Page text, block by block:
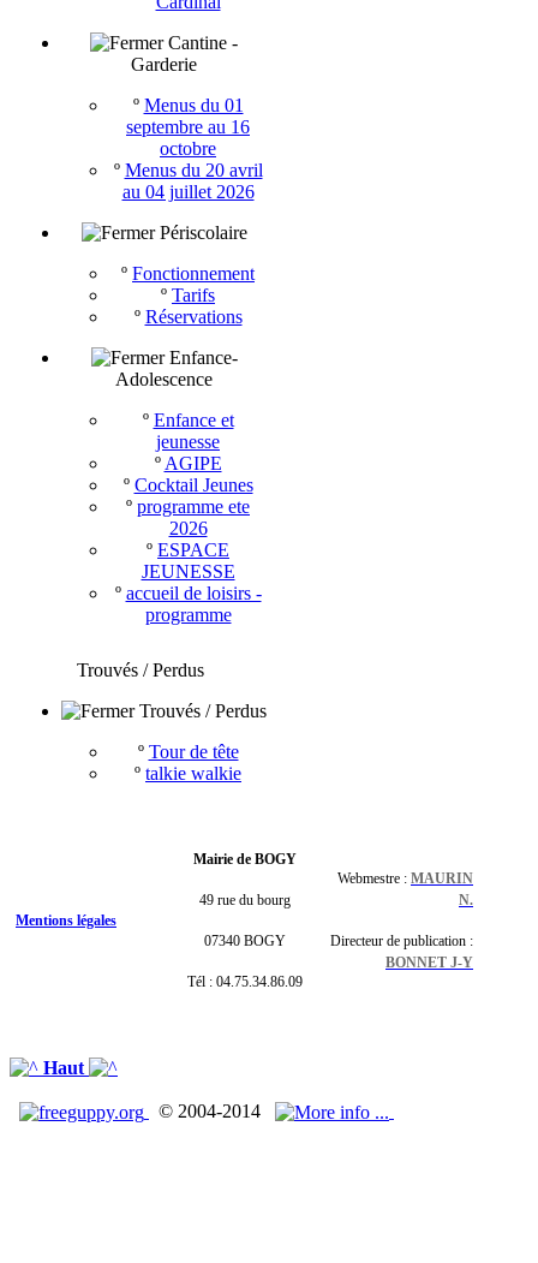
Cantine -
Garderie
º Menus du 01
septembre au 16
octobre
º Menus du 20 avril
au 04 juillet 2026
Périscolaire
º Fonctionnement
º Tarifs
º Réservations
Enfance-
Adolescence
º Enfance et
jeunesse
º AGIPE
º Cocktail Jeunes
º programme ete
2026
º ESPACE
JEUNESSE
º accueil de loisirs -
programme
Trouvés / Perdus
Trouvés / Perdus
º Tour de tête
º talkie walkie
Mentions légales
Mairie de BOGY
49 rue du bourg
07340 BOGY
Tél : 04.75.34.86.09
Webmestre : MAURIN
N.
Directeur de publication :
BONNET J-Y
Haut
© 2004-2014